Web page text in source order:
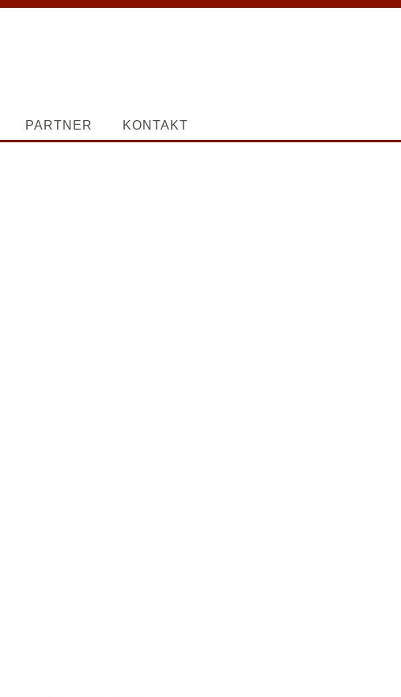
PARTNER KONTAKT